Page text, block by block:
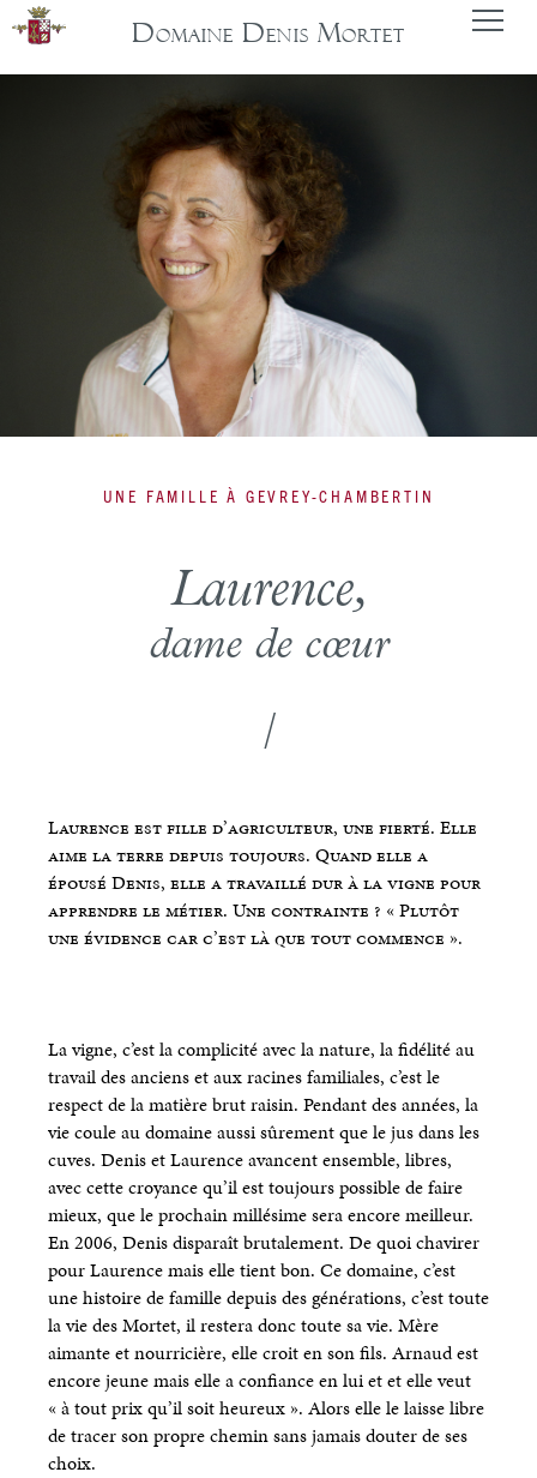
Domaine Denis Mortet
UNE FAMILLE À GEVREY-CHAMBERTIN
Laurence,
dame de cœur
/
Laurence est fille d’agriculteur, une fierté. Elle
aime la terre depuis toujours. Quand elle a
épousé Denis, elle a travaillé dur à la vigne pour
apprendre le métier. Une contrainte ? « Plutôt
une évidence car c’est là que tout commence ».
La vigne, c’est la complicité avec la nature, la fidélité au
travail des anciens et aux racines familiales, c’est le
respect de la matière brut raisin. Pendant des années, la
vie coule au domaine aussi sûrement que le jus dans les
cuves. Denis et Laurence avancent ensemble, libres,
avec cette croyance qu’il est toujours possible de faire
mieux, que le prochain millésime sera encore meilleur.
En 2006, Denis disparaît brutalement. De quoi chavirer
pour Laurence mais elle tient bon. Ce domaine, c’est
une histoire de famille depuis des générations, c’est toute
la vie des Mortet, il restera donc toute sa vie. Mère
aimante et nourricière, elle croit en son fils. Arnaud est
encore jeune mais elle a confiance en lui et et elle veut
« à tout prix qu’il soit heureux ». Alors elle le laisse libre
de tracer son propre chemin sans jamais douter de ses
choix.